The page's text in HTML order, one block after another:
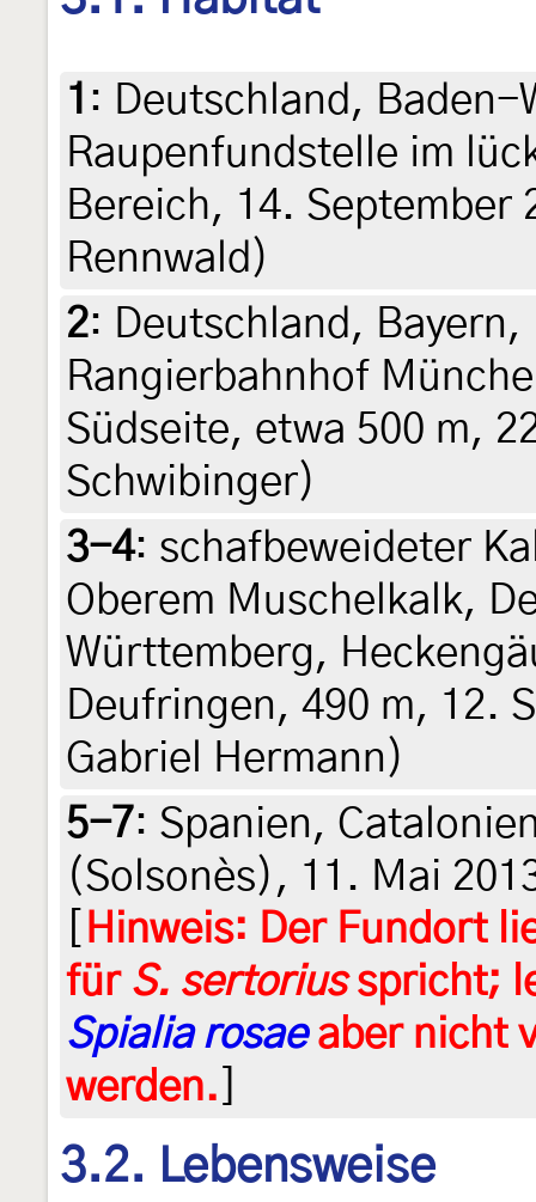
1 : Deutschland,
Raupenfundstelle im
Bereich, 14. September
Rennwald)
2: Deutschland,
Rangierbahnhof
Südseite, etwa 500 m,
Schwibinger)
3-4: schafbeweideter
Oberem Muschelkalk,
Württemberg,
Deufringen, 490 m, 12.
Gabriel Hermann)
5-7: Spanien,
(Solsonès), 11. Mai
Hinweis: Der Fundort
für S. sertoriusspricht;
Spialia rosaeaber nicht
werden.
3.2. Lebensweise